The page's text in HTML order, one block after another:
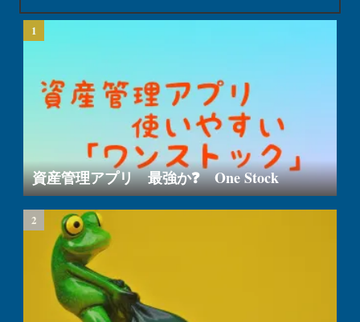
資産管理アプリ 最強か❓ One Stock